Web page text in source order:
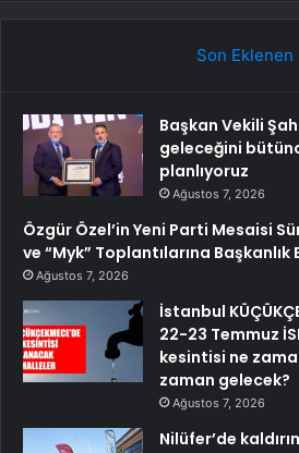
Son Eklenen
Başkan Vekili
geleceğini
planlıyoruz
Ağustos 7, 2026
Özgür Özel’in Yeni Parti Mesaisi
ve “Myk” Toplantılarına Başkanlık
Ağustos 7, 2026
İstanbul
22-23 Temmuz
kesintisi ne
zaman gelecek?
Ağustos 7, 2026
Nilüfer’de